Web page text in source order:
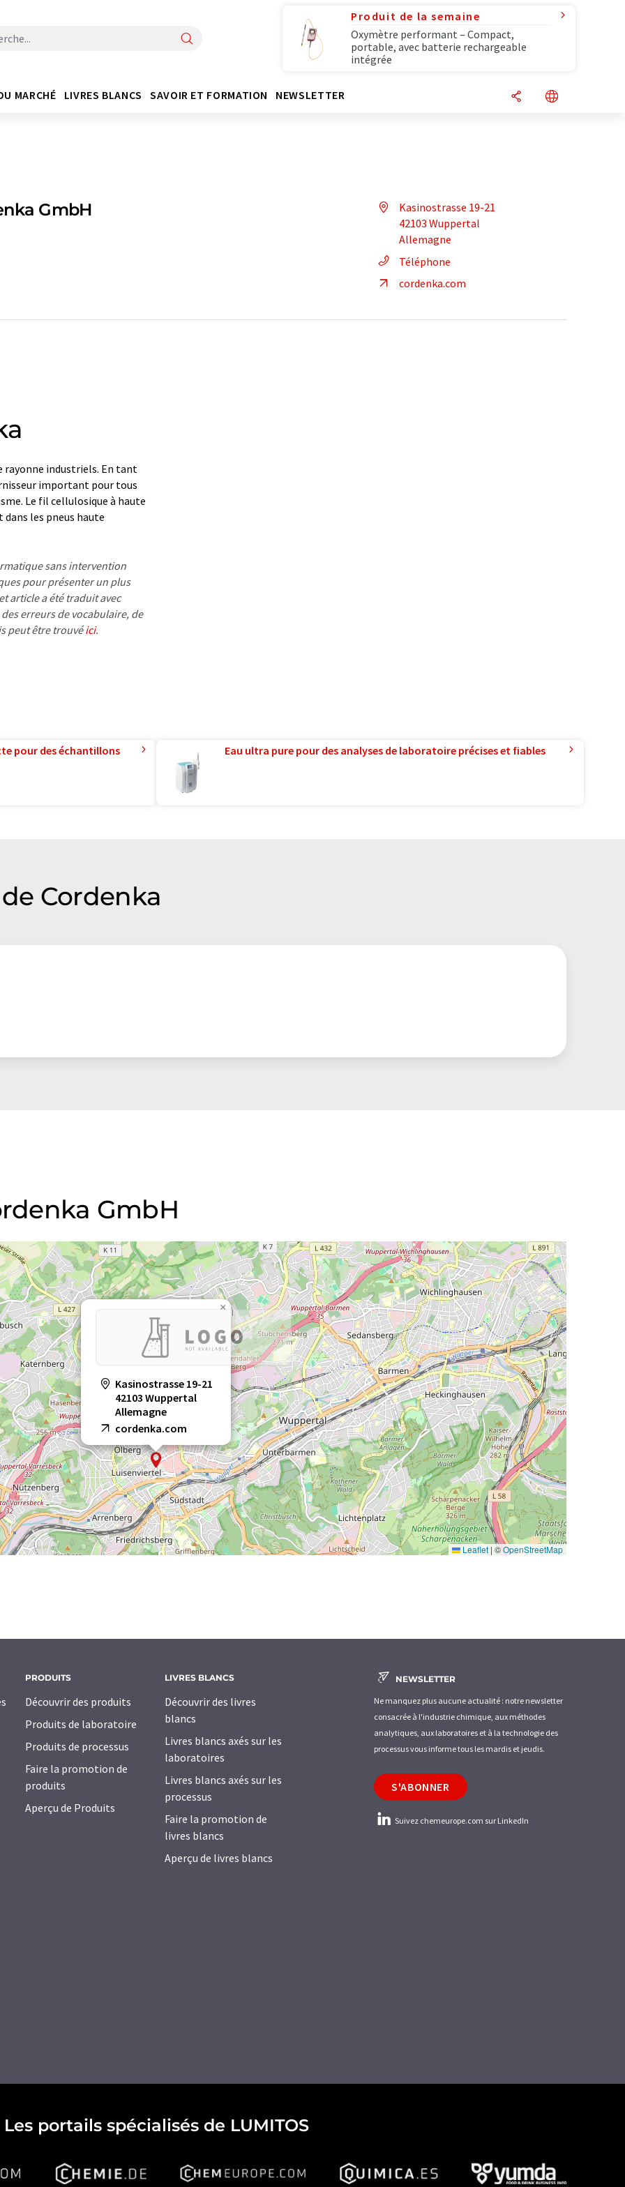
Produit de la semaine
Oxymètre performant – Compact,
portable, avec batterie rechargeable
intégrée
MARCHÉ LIVRES BLANCS SAVOIR ET FORMATION NEWSLETTER
GmbH
Kasinostrasse 19-21
42103 Wuppertal
Allemagne
Téléphone
cordenka.com
rayonne industriels. En tant
important pour tous
Le fil cellulosique à haute
les pneus haute
sans intervention
pour présenter un plus
article a été traduit avec
erreurs de vocabulaire, de
peut être trouvéici.
pour des échantillons Eau ultra pure pour des analyses de laboratoire précises et fiables
Cordenka
GmbH
Kasinostrasse 19-21
42103 Wuppertal
Allemagne
cordenka.com
×
Leaflet | ©OpenStreetMap
PRODUITS
Découvrir des produits
Produits de laboratoire
Produits de processus
Faire la promotion de
produits
Aperçu de Produits
LIVRES BLANCS
Découvrir des livres
blancs
Livres blancs axés sur les
laboratoires
Livres blancs axés sur les
processus
Faire la promotion de
livres blancs
Aperçu de livres blancs
NEWSLETTER
Ne manquez plus aucune actualité : notre newsletter
consacrée à l'industrie chimique, aux méthodes
analytiques, aux laboratoires et à la technologie des
processus vous informe tous les mardis et jeudis.
S'ABONNER
Suivez chemeurope.com sur LinkedIn
Les portails spécialisés de LUMITOS